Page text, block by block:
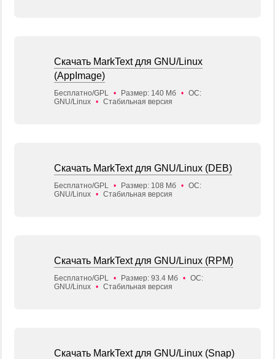
Скачать MarkText для GNU/Linux
(AppImage)
Бесплатно/GPL • Размер: 140 Мб • ОС:
GNU/Linux • Стабильная версия
Скачать MarkText для GNU/Linux (DEB)
Бесплатно/GPL • Размер: 108 Мб • ОС:
GNU/Linux • Стабильная версия
Скачать MarkText для GNU/Linux (RPM)
Бесплатно/GPL • Размер: 93.4 Мб • ОС:
GNU/Linux • Стабильная версия
Скачать MarkText для GNU/Linux (Snap)